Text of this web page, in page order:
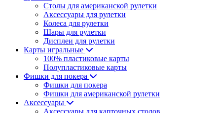
Столы для американской рулетки
Аксессуары для рулетки
Колеса для рулетки
Шары для рулетки
Дисплеи для рулетки
Карты игральные
100% пластиковые карты
Полупластиковые карты
Фишки для покера
Фишки для покера
Фишки для американской рулетки
Аксессуары